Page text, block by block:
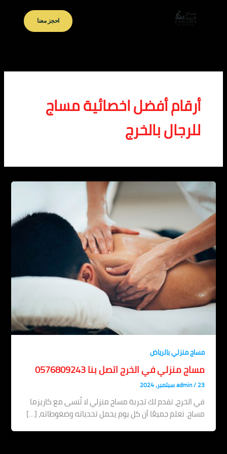
احجز معنا
أرقام أفضل اخصائية مساج
للرجال بالخرج
مساج منزلي بالرياض
مساج منزلي في الخرج اتصل بنا 0576809243
admin/23 سبتمبر، 2024
في الخرج، نقدم لك تجربة مساج منزلي لا تُنسى مع كاريزما
مساج. نعلم جميعًا أن كل يوم يحمل تحدياته وضغوطاته، […]